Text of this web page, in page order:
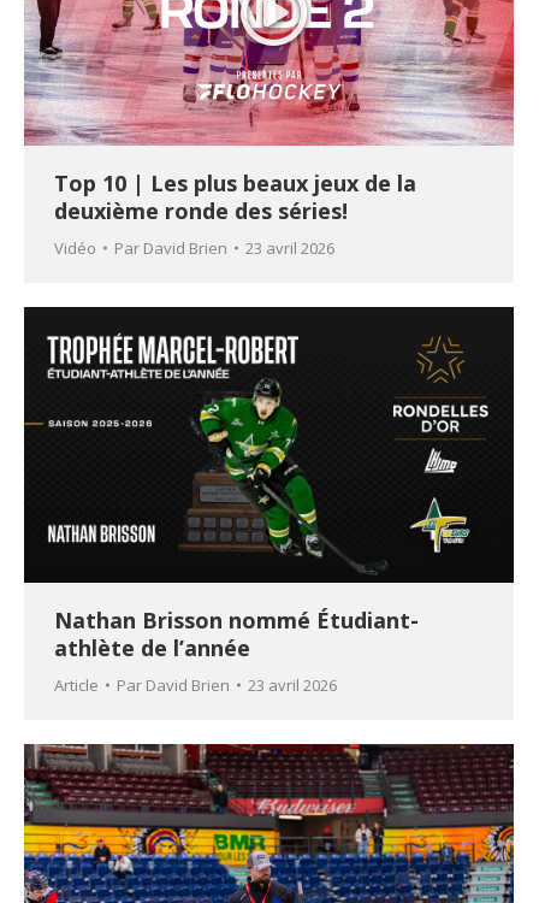
Top 10 | Les plus beaux jeux de la
deuxième ronde des séries!
Vidéo Par David Brien 23 avril 2026
Nathan Brisson nommé Étudiant-
athlète de l’année
Article Par David Brien 23 avril 2026